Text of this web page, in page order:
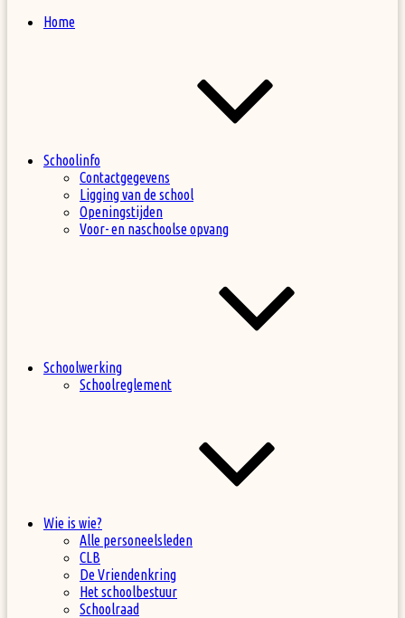
Home
Schoolinfo
Contactgegevens
Ligging van de school
Openingstijden
Voor- en naschoolse opvang
Schoolwerking
Schoolreglement
Wie is wie?
Alle personeelsleden
CLB
De Vriendenkring
Het schoolbestuur
Schoolraad